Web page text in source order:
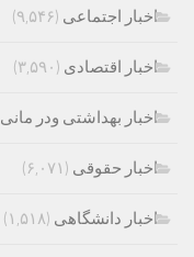
اخبار اجتماعی (۹,۵۴۶)
اخبار اقتصادی (۳,۵۹۰)
اخبار بهداشتی ودر مانی
اخبار حقوقی (۶,۰۷۱)
اخبار دانشگاهی (۱,۵۱۸)